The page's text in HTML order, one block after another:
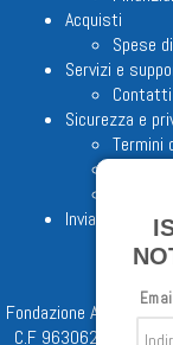
Acquisti
Spese
Servizi e
Contatti
Sicurezza e
Termini
Invia proposta
Fondazione
C.F 96306220581 -